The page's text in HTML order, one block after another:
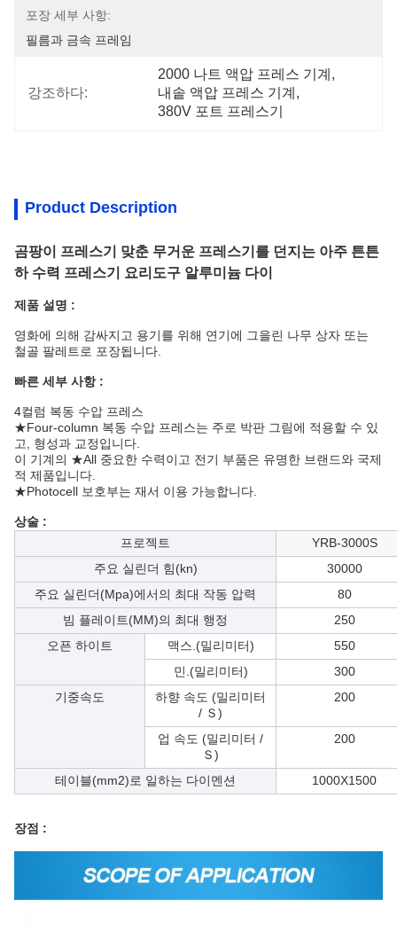
포장 세부 사항:
필름과 금속 프레임
강조하다:
2000 나트 액압 프레스 기계 ,
내솥 액압 프레스 기계 ,
380V 포트 프레스기
Product Description
곰팡이 프레스기 맞춘 무거운 프레스기를 던지는 아주 튼튼
하 수력 프레스기 요리도구 알루미늄 다이
제품 설명 :
영화에 의해 감싸지고 용기를 위해 연기에 그을린 나무 상자 또는
철골 팔레트로 포장됩니다.
빠른 세부 사항 :
4컬럼 복동 수압 프레스
★Four-column 복동 수압 프레스는 주로 박판 그림에 적용할 수 있
고, 형성과 교정입니다.
이 기계의 ★All 중요한 수력이고 전기 부품은 유명한 브랜드와 국제
적 제품입니다.
★Photocell 보호부는 재서 이용 가능합니다.
상술 :
프로젝트
YRB-3000S
주요 실린더 힘(kn)
30000
주요 실린더(Mpa)에서의 최대 작동 압력
80
빔 플레이트(MM)의 최대 행정
250
오픈 하이트
맥스.(밀리미터)
550
민.(밀리미터)
300
기중속도
하향 속도 (밀리미터
/ Ｓ)
200
업 속도 (밀리미터 /
Ｓ)
200
테이블(mm2)로 일하는 다이멘션 1000X1500
장점 :